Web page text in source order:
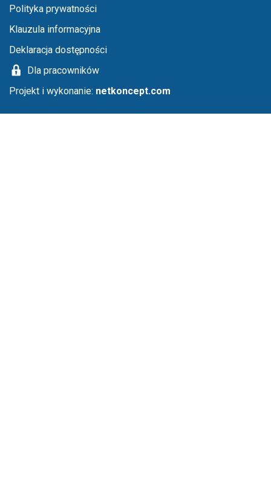
Menu stopka
Polityka prywatności
Klauzula informacyjna
Deklaracja dostępności
Dla pracowników
Projekt i wykonanie: netkoncept.com